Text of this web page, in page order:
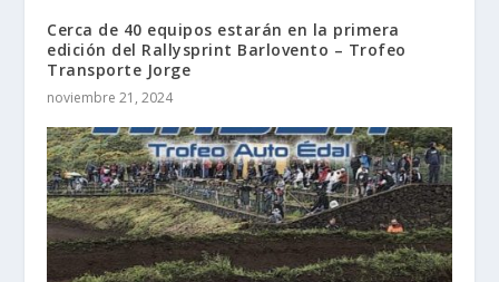
Cerca de 40 equipos estarán en la primera
edición del Rallysprint Barlovento – Trofeo
Transporte Jorge
noviembre 21, 2024